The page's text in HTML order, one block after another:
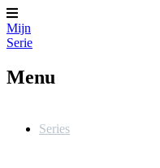
Mijn
Serie
Menu
Series